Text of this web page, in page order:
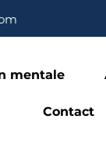
mentale
Contact